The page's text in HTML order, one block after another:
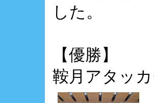
した。
【優勝】
鞍月アタッ